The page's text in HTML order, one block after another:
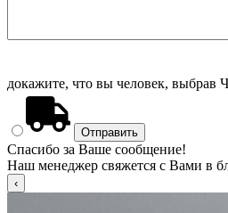
докажите, что вы человек, выбрав
Спасибо за Ваше сообщение!
Наш менеджер свяжется с Вами в